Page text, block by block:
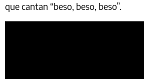
que cantan “beso, beso, beso”.